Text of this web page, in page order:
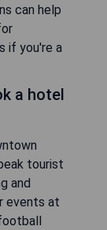
can help
if you're a
a hotel
tourist
and
events at